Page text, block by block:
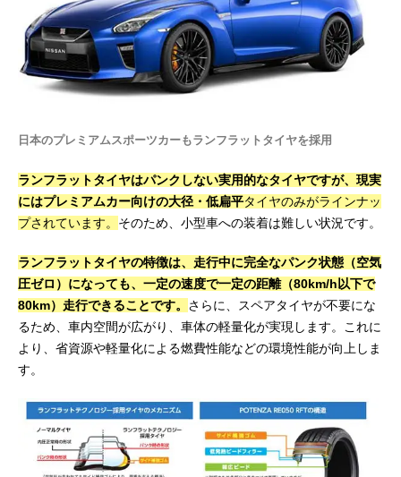
日本のプレミアムスポーツカーもランフラットタイヤを採用
ランフラットタイヤはパンクしない実用的なタイヤですが、現実
にはプレミアムカー向けの大径・低扁平タイヤのみがラインナッ
プされています。 そのため、小型車への装着は難しい状況です。
ランフラットタイヤの特徴は、走行中に完全なパンク状態（空気
圧ゼロ）になっても、一定の速度で一定の距離（80km/h以下で
80km）走行できることです。 さらに、スペアタイヤが不要にな
るため、車内空間が広がり、車体の軽量化が実現します。これに
より、省資源や軽量化による燃費性能などの環境性能が向上しま
す。